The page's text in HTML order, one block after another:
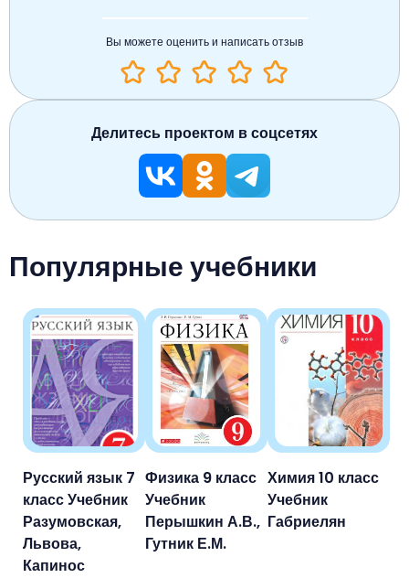
Популярные учебники
Русский язык 7
класс Учебник
Разумовская,
Львова,
Капинос
Физика 9 класс
Учебник
Перышкин А.В.,
Гутник Е.М.
Химия 10 класс
Учебник
Габриелян
Вы можете оценить и написать отзыв
Делитесь проектом в соцсетях